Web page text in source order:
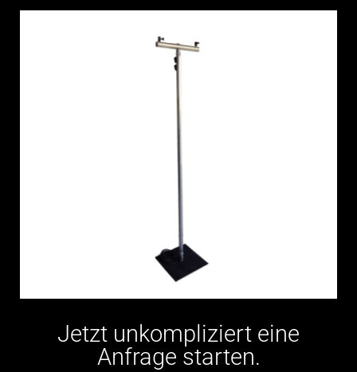
Jetzt unkompliziert eine
Anfrage starten.